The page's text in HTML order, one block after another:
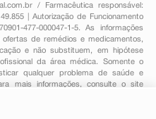
/ Farmacêutica responsável:
| Autorização de Funcionamento
477-000047-1-5. As informações
de remédios e medicamentos,
e não substituem, em hipótese
da área médica. Somente o
qualquer problema de saúde e
mais informações, consulte o site